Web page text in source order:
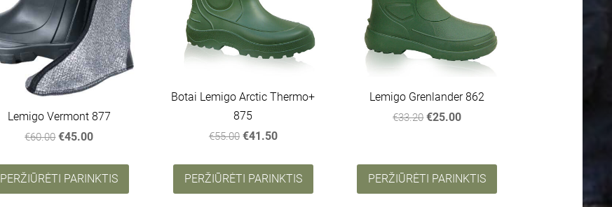
Lemigo Vermont 877
€60.00 €45.00
PERŽIŪRĖTI PARINKTIS
Botai Lemigo Arctic Thermo+
875
€55.00 €41.50
PERŽIŪRĖTI PARINKTIS
Lemigo Grenlander 862
€33.20 €25.00
PERŽIŪRĖTI PARINKTIS